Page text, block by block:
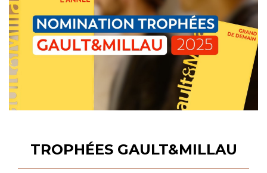
TROPHÉES GAULT&MILLAU